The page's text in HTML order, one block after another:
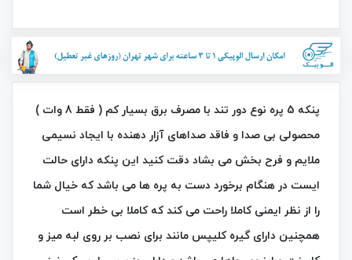
پنکه 5 پره نوع دور تند با مصرف برق بسیار کم ( فقط 8 وات )
محصولی بی صدا و فاقد صداهای آزار دهنده با ایجاد نسیمی
ملایم و فرح بخش می بشاد دقت کنید این پنکه دارای حالت
ایست در هنگام برخورد دست به پره ها می باشد که خیال شما
را از نظر ایمنی کاملا راحت می کند که کاملا بی خطر است
همچنین دارای گیره کلیپس مانند برای نصب بر روی لبه میز و